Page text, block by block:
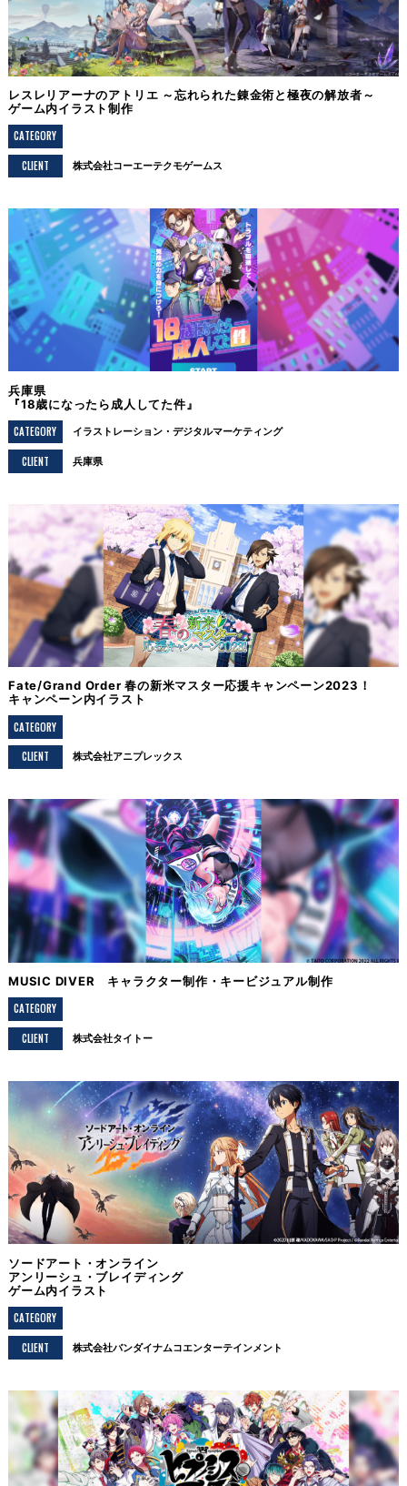
レスレリアーナのアトリエ ～忘れられた錬金術と極夜の解放者～
ゲーム内イラスト制作
CATEGORY
CLIENT 株式会社コーエーテクモゲームス
兵庫県
『18歳になったら成人してた件』
CATEGORY
イラストレーション デジタルマーケティング
CLIENT 兵庫県
Fate/Grand Order 春の新米マスター応援キャンペーン2023！
キャンペーン内イラスト
CATEGORY
CLIENT 株式会社アニプレックス
MUSIC DIVER キャラクター制作・キービジュアル制作
CATEGORY
CLIENT 株式会社タイトー
ソードアート・オンライン
アンリーシュ・ブレイディング
ゲーム内イラスト
CATEGORY
CLIENT 株式会社バンダイナムコエンターテインメント